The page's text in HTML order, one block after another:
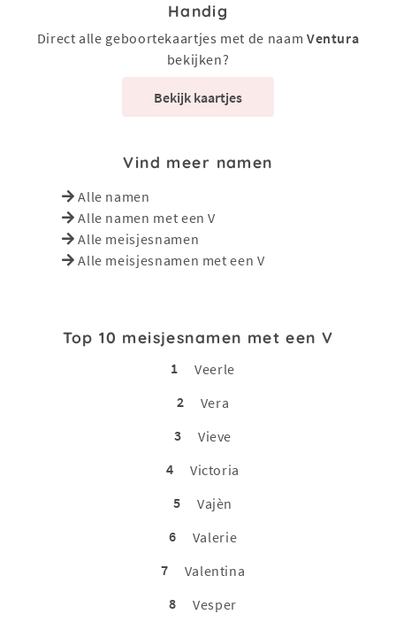
Handig
Direct alle geboortekaartjes met de naam Ventura
bekijken?
Bekijk kaartjes
Vind meer namen
Alle namen
Alle namen met een V
Alle meisjesnamen
Alle meisjesnamen met een V
Top 10 meisjesnamen met een V
1
Veerle
2
Vera
3
Vieve
4
Victoria
5
Vajèn
6
Valerie
7
Valentina
8
Vesper